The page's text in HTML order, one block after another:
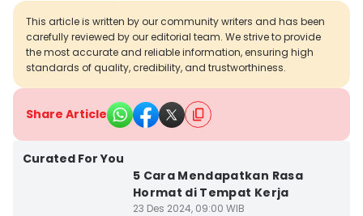
This article is written by our community writers and has been
carefully reviewed by our editorial team. We strive to provide
the most accurate and reliable information, ensuring high
standards of quality, credibility, and trustworthiness.
Share Article
Curated For You
5 Cara Mendapatkan Rasa
Hormat di Tempat Kerja
23 Des 2024, 09:00 WIB